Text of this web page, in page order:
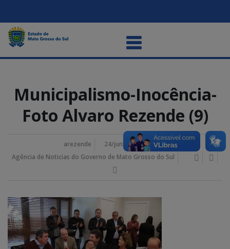
Municipalismo-Inocência-
Foto Alvaro Rezende (9)
arezende
24/junho/2025 2:19 pm
Agência de Noticias do Governo de Mato Grosso do Sul